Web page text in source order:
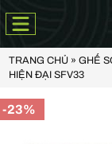
TRANG CHỦ» GHẾ
HIỆN ĐẠI SFV33
-23%